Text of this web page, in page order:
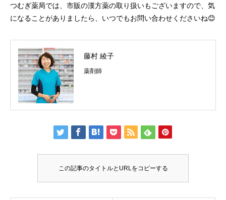
つむぎ薬局では、市販の漢方薬の取り扱いもございますので、気
になることがありましたら、いつでもお問い合わせくださいね😊
藤村 綾子
薬剤師
この記事のタイトルとURLをコピーする